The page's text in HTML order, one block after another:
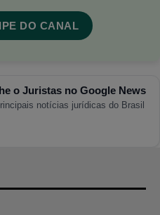
DO CANAL
o Juristas no Google News
notícias jurídicas do Brasil